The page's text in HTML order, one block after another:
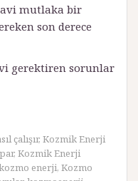
mutlaka bir
son derece
gerektiren sorunlar
çalışır, Kozmik Enerji
, Kozmik Enerji
enerji, Kozmo